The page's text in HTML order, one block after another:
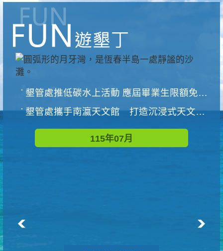
墾管處推低碳水上活動 應屆畢業生限額免費參加
墾管處攜手南瀛天文館 打造沉浸式天文探索營隊
115年07月